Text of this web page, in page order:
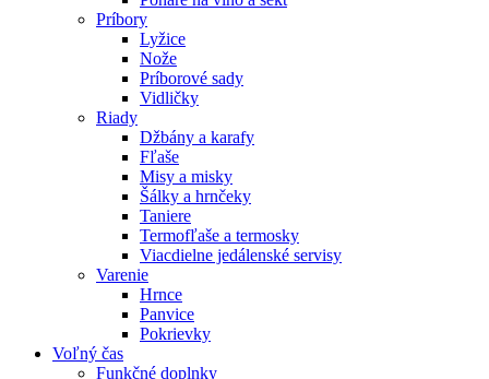
Príbory
Lyžice
Nože
Príborové sady
Vidličky
Riady
Džbány a karafy
Fľaše
Misy a misky
Šálky a hrnčeky
Taniere
Termofľaše a termosky
Viacdielne jedálenské servisy
Varenie
Hrnce
Panvice
Pokrievky
Voľný čas
Funkčné doplnky